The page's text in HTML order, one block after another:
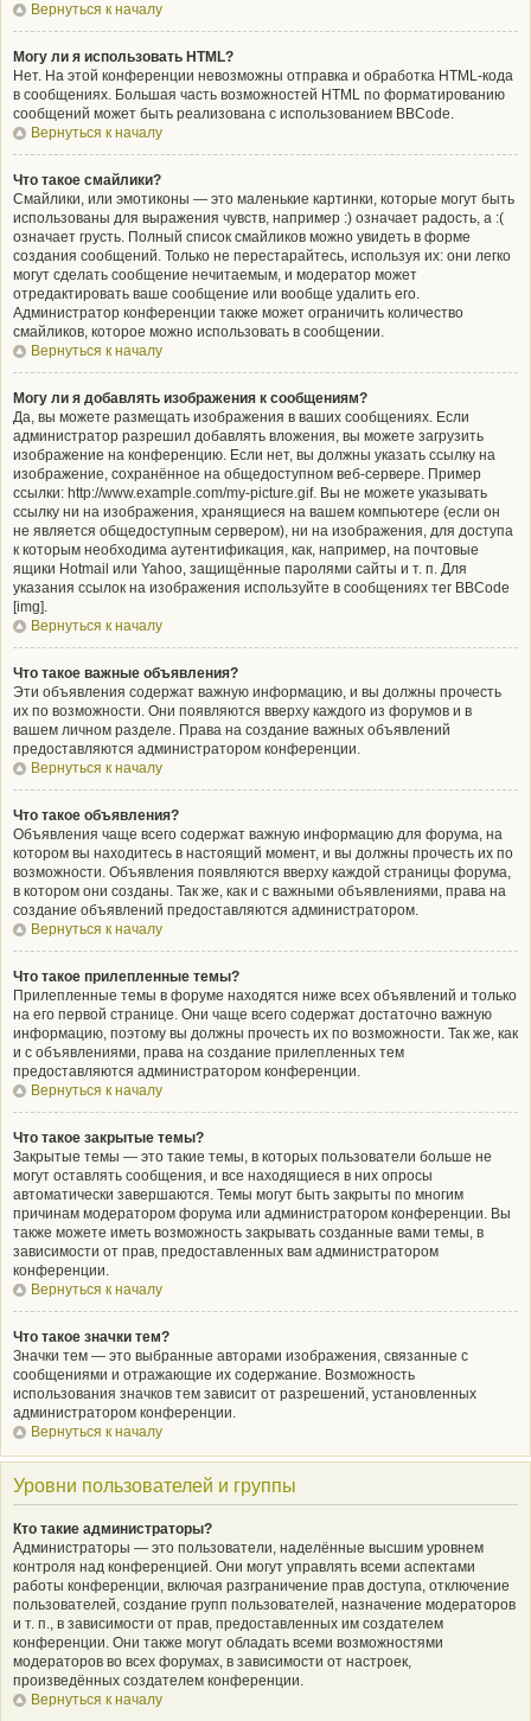
Вернуться к началу
Могу ли я использовать HTML?
Нет. На этой конференции невозможны отправка и обработка HTML-кода
в сообщениях. Большая часть возможностей HTML по форматированию
сообщений может быть реализована с использованием BBCode.
Вернуться к началу
Что такое смайлики?
Смайлики, или эмотиконы — это маленькие картинки, которые могут быть
использованы для выражения чувств, например :) означает радость, а :(
означает грусть. Полный список смайликов можно увидеть в форме
создания сообщений. Только не перестарайтесь, используя их: они легко
могут сделать сообщение нечитаемым, и модератор может
отредактировать ваше сообщение или вообще удалить его.
Администратор конференции также может ограничить количество
смайликов, которое можно использовать в сообщении.
Вернуться к началу
Могу ли я добавлять изображения к сообщениям?
Да, вы можете размещать изображения в ваших сообщениях. Если
администратор разрешил добавлять вложения, вы можете загрузить
изображение на конференцию. Если нет, вы должны указать ссылку на
изображение, сохранённое на общедоступном веб-сервере. Пример
ссылки: http://www.example.com/my-picture.gif. Вы не можете указывать
ссылку ни на изображения, хранящиеся на вашем компьютере (если он
не является общедоступным сервером), ни на изображения, для доступа
к которым необходима аутентификация, как, например, на почтовые
ящики Hotmail или Yahoo, защищённые паролями сайты и т. п. Для
указания ссылок на изображения используйте в сообщениях тег BBCode
[img].
Вернуться к началу
Что такое важные объявления?
Эти объявления содержат важную информацию, и вы должны прочесть
их по возможности. Они появляются вверху каждого из форумов и в
вашем личном разделе. Права на создание важных объявлений
предоставляются администратором конференции.
Вернуться к началу
Что такое объявления?
Объявления чаще всего содержат важную информацию для форума, на
котором вы находитесь в настоящий момент, и вы должны прочесть их по
возможности. Объявления появляются вверху каждой страницы форума,
в котором они созданы. Так же, как и с важными объявлениями, права на
создание объявлений предоставляются администратором.
Вернуться к началу
Что такое прилепленные темы?
Прилепленные темы в форуме находятся ниже всех объявлений и только
на его первой странице. Они чаще всего содержат достаточно важную
информацию, поэтому вы должны прочесть их по возможности. Так же, как
и с объявлениями, права на создание прилепленных тем
предоставляются администратором конференции.
Вернуться к началу
Что такое закрытые темы?
Закрытые темы — это такие темы, в которых пользователи больше не
могут оставлять сообщения, и все находящиеся в них опросы
автоматически завершаются. Темы могут быть закрыты по многим
причинам модератором форума или администратором конференции. Вы
также можете иметь возможность закрывать созданные вами темы, в
зависимости от прав, предоставленных вам администратором
конференции.
Вернуться к началу
Что такое значки тем?
Значки тем — это выбранные авторами изображения, связанные с
сообщениями и отражающие их содержание. Возможность
использования значков тем зависит от разрешений, установленных
администратором конференции.
Вернуться к началу
Уровни пользователей и группы
Кто такие администраторы?
Администраторы — это пользователи, наделённые высшим уровнем
контроля над конференцией. Они могут управлять всеми аспектами
работы конференции, включая разграничение прав доступа, отключение
пользователей, создание групп пользователей, назначение модераторов
и т. п., в зависимости от прав, предоставленных им создателем
конференции. Они также могут обладать всеми возможностями
модераторов во всех форумах, в зависимости от настроек,
произведённых создателем конференции.
Вернуться к началу